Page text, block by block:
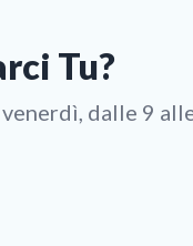
Tu?
dalle 9